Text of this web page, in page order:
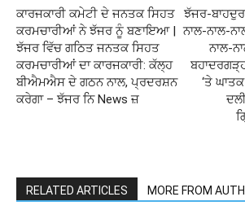
ਕਾਰਜਕਾਰੀ ਕਮੇਟੀ ਦੇ ਜਨਤਕ ਸਿਹਤ
ਕਰਮਚਾਰੀਆਂ ਨੇ ਝੱਜਰ ਨੂੰ ਬਣਾਇਆ |
ਝੱਜਰ ਵਿੱਚ ਗਠਿਤ ਜਨਤਕ ਸਿਹਤ
ਕਰਮਚਾਰੀਆਂ ਦਾ ਕਾਰਜਕਾਰੀ: ਕੱਲ੍ਹ
ਬੀਐਮਐਸ ਦੇ ਗਠਨ ਨਾਲ, ਪ੍ਰਦਰਸ਼ਨ
ਕਰੇਗਾ – ਝੱਜਰ ਨਿ News ਜ਼
ਝੱਜਰ-
ਨਾਲ-ਨਾਲ-
ਨਾਲ-
‘ਤੇ
RELATED ARTICLES MORE FROM